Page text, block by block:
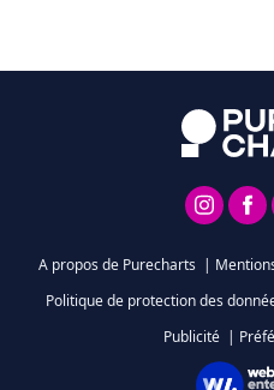
A propos de Purecharts |
Politique de protection des
Publicité |